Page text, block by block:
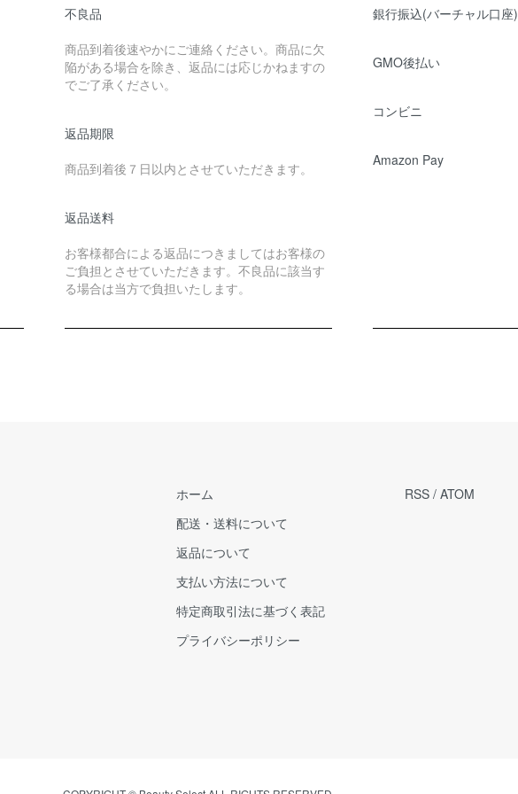
不良品
商品到着後速やかにご連絡ください。商品に欠
陥がある場合を除き、返品には応じかねますの
でご了承ください。
返品期限
商品到着後７日以内とさせていただきます。
返品送料
お客様都合による返品につきましてはお客様の
ご負担とさせていただきます。不良品に該当す
る場合は当方で負担いたします。
銀行振込(バーチャル口座)
GMO後払い
コンビニ
Amazon Pay
ホーム
配送・送料について
返品について
支払い方法について
特定商取引法に基づく表記
プライバシーポリシー
RSS / ATOM